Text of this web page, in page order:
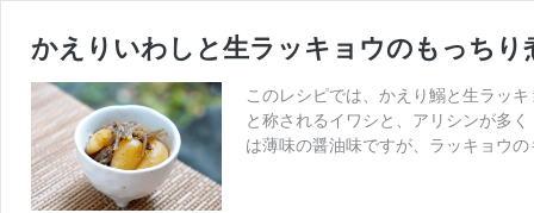
かえりいわしと生ラッキョウのもっちり
このレシピでは、かえり鰯と生ラッ
と称されるイワシと、アリシンが多
は薄味の醤油味ですが、ラッキョウ